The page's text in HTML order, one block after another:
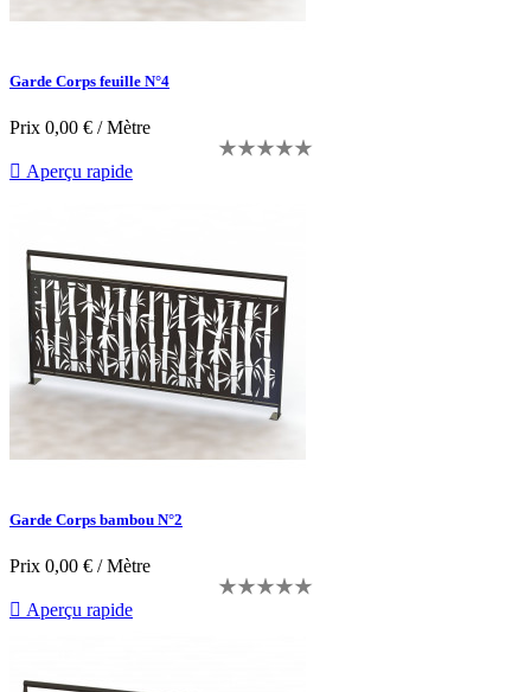
Garde Corps feuille N°4
Prix 0,00 € / Mètre
 Aperçu rapide
Garde Corps bambou N°2
Prix 0,00 € / Mètre
 Aperçu rapide